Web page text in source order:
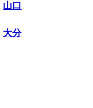
山口
大分